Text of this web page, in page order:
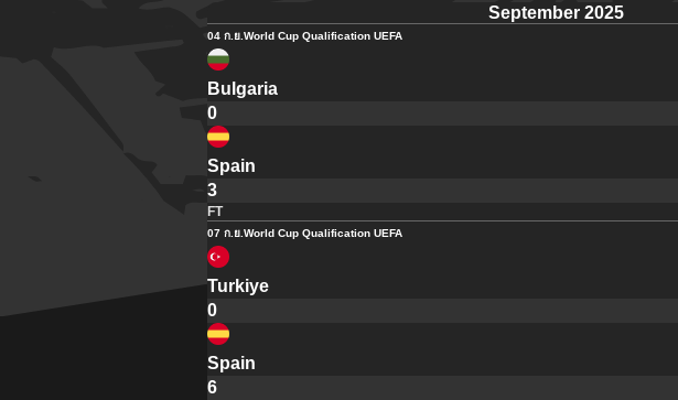
September 2025
04 ก.ย.World Cup Qualification UEFA
Bulgaria
0
Spain
3
FT
07 ก.ย.World Cup Qualification UEFA
Turkiye
0
Spain
6